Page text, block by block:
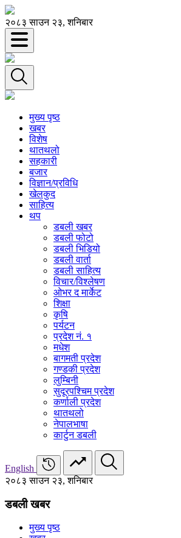
२०८३ साउन २३, शनिबार
मुख्य पृष्ठ
खबर
विशेष
थातथलो
सहकारी
बजार
विज्ञान/प्रविधि
खेलकुद
साहित्य
थप
डबली खबर
डबली फोटो
डबली भिडियो
डबली वार्ता
डबली साहित्य
विचार/विश्‍लेषण
ओभर द मार्केट
शिक्षा
कृषि
पर्यटन
प्रदेश नं. १
मधेश
बागमती प्रदेश
गण्डकी प्रदेश
लुम्बिनी
सुदूरपश्चिम प्रदेश
कर्णाली प्रदेश
थातथलो
नेपालभाषा
कार्टुन डबली
English
२०८३ साउन २३, शनिबार
डबली खबर
मुख्य पृष्ठ